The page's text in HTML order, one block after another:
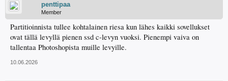
penttipaa
Member
Partitioinnista tullee kohtalainen riesa kun lähes kaikki sovellukset
ovat tällä levyllä pienen ssd c-levyn vuoksi. Pienempi vaiva on
tallentaa Photoshopista muille levyille.
10.06.2026